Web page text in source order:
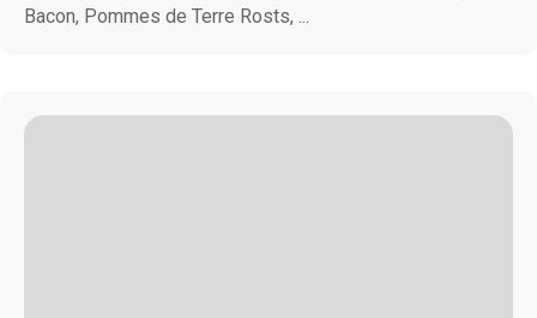
Bacon, Pommes de Terre Rosts, ...